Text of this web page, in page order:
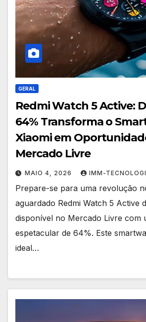
GERAL
Redmi Watch 5 Active:
64% Transforma o
Xiaomi em
Mercado Livre
MAIO 4, 2026 IMM-
Prepare-se para uma revolução
aguardado Redmi Watch 5 Active
disponível no Mercado Livre com
espetacular de 64%. Este
ideal…